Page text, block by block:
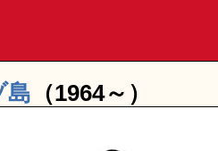
島 （1964～）